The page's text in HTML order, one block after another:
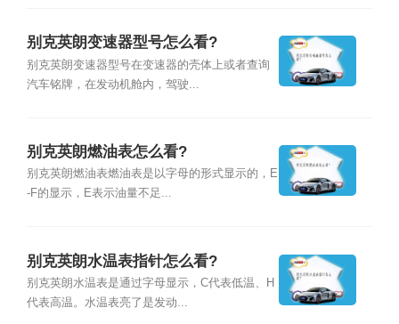
别克英朗变速器型号怎么看?
别克英朗变速器型号在变速器的壳体上或者查询
汽车铭牌，在发动机舱内，驾驶...
别克英朗燃油表怎么看?
别克英朗燃油表燃油表是以字母的形式显示的，E
-F的显示，E表示油量不足...
别克英朗水温表指针怎么看?
别克英朗水温表是通过字母显示，C代表低温、H
代表高温。水温表亮了是发动...